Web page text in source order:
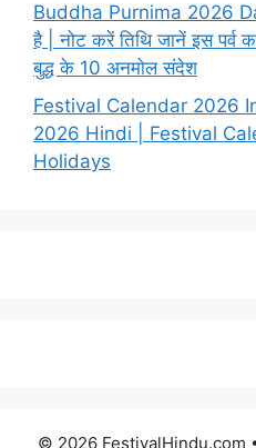
Buddha Purnima 2026
है | नोट करें तिथि जानें इस पर्व
बुद्ध के 10 अनमोल संदेश
Festival Calendar 2026
2026 Hindi | Festival
Holidays
© 2026 FestivalHindu.com